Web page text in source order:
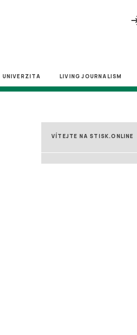
UNIVERZITA LIVING JOURNALISM
VÍTEJTE NA STISK.ONLINE